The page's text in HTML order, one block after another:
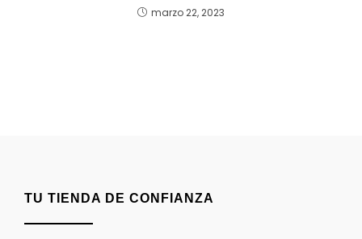
marzo 22, 2023
TU TIENDA DE CONFIANZA